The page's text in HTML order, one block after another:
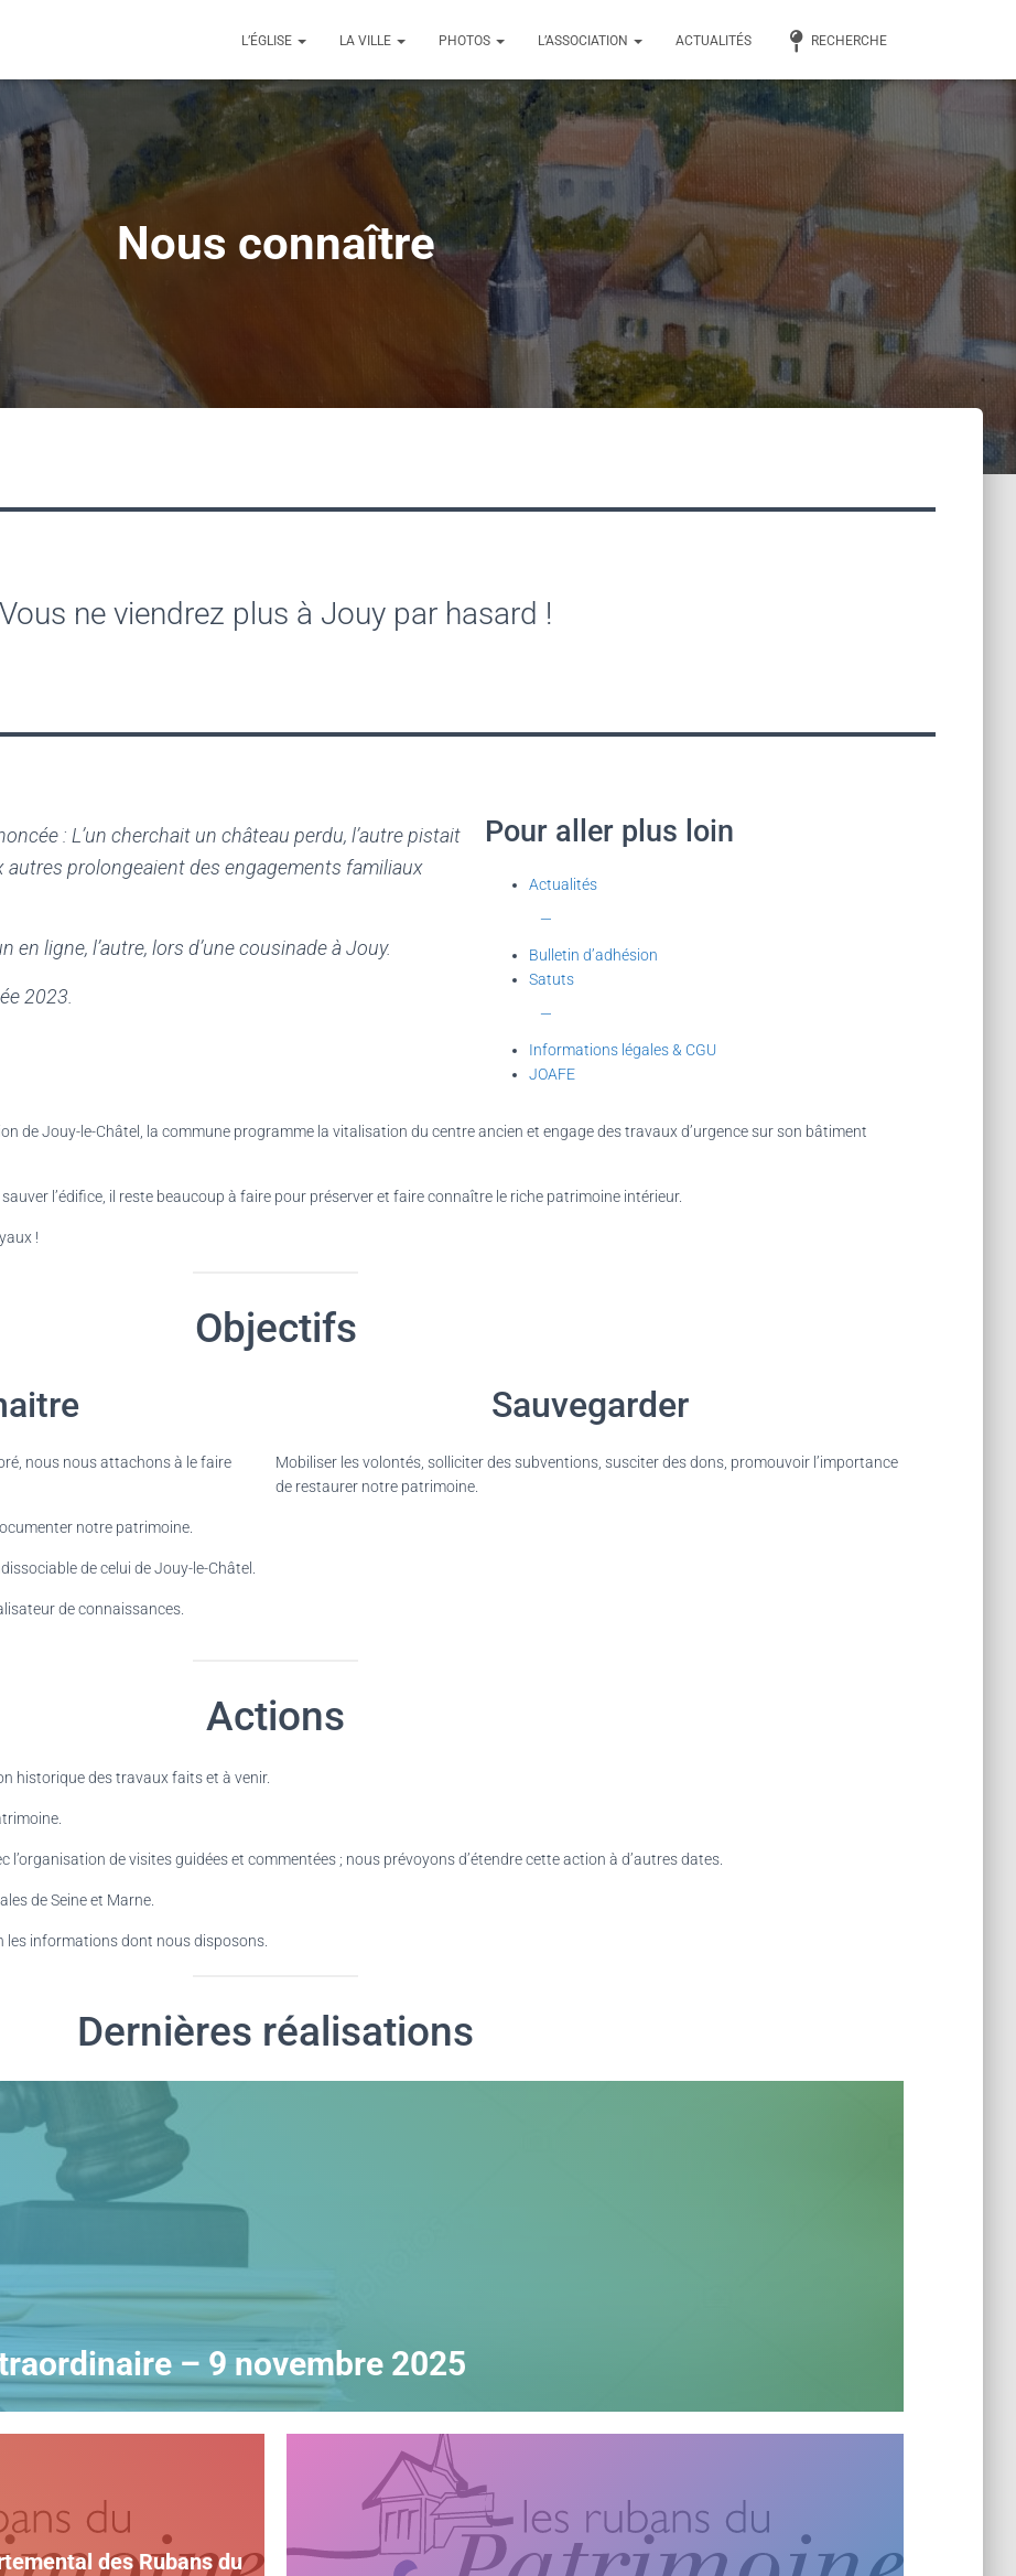
L’ÉGLISE LA VILLE PHOTOS L’ASSOCIATION ACTUALITÉS RECHERCHE
Nous connaître
Vous ne viendrez plus à Jouy par hasard !
: L’un cherchait un château perdu, l’autre pistait
prolongeaient des engagements familiaux
en ligne, l’autre, lors d’une cousinade à Jouy.
2023.
Pour aller plus loin
Actualités
—
Bulletin d’adhésion
Satuts
—
Informations légales & CGU
JOAFE
de Jouy-le-Châtel, la commune programme la vitalisation du centre ancien et engage des travaux d’urgence sur son bâtiment
l’édifice, il reste beaucoup à faire pour préserver et faire connaître le riche patrimoine intérieur.
!
Objectifs
nous nous attachons à le faire
notre patrimoine.
de celui de Jouy-le-Châtel.
de connaissances.
Sauvegarder
Mobiliser les volontés, solliciter des subventions, susciter des dons, promouvoir l’importance
de restaurer notre patrimoine.
Actions
historique des travaux faits et à venir.
de visites guidées et commentées ; nous prévoyons d’étendre cette action à d’autres dates.
de Seine et Marne.
informations dont nous disposons.
Dernières réalisations
– 9 novembre 2025
des Rubans du